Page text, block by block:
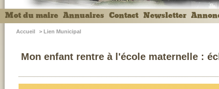
Mot du maire Annuaires Contact Newsletter
Accueil > Lien Municipal
Mon enfant rentre à l'école maternelle :